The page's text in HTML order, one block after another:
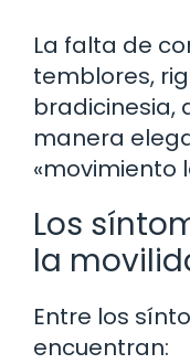
La falta de
temblores,
bradicinesia,
manera
«movimiento
Los
la
Entre los
encuentran: